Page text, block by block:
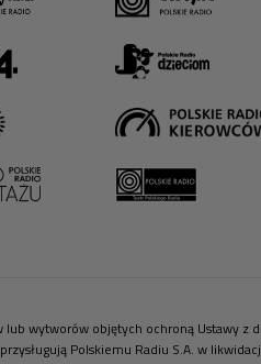
wytworów objętych ochroną Ustawy z
Polskiemu Radiu S.A. w